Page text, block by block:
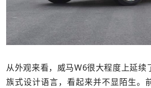
从外观来看，威马W6很大程度上延续
族式设计语言，看起来并不显陌生。